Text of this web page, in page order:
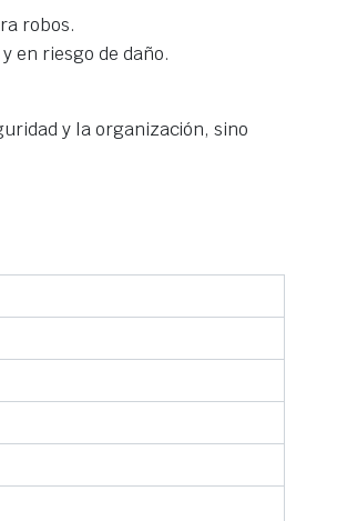
robos.
en riesgo de daño.
y la organización, sino